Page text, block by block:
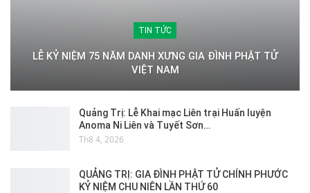
TIN TỨC
LỄ KỶ NIỆM 75 NĂM DANH XƯNG GIA ĐÌNH PHẬT TỬ
VIỆT NAM
Quảng Trị: Lễ Khai mạc Liên trại Huấn luyện
Anoma Ni Liên và Tuyết Sơn…
Th8 4, 2026
QUẢNG TRỊ: GIA ĐÌNH PHẬT TỬ CHÍNH PHƯỚC
KỶ NIỆM CHU NIÊN LẦN THỨ 60